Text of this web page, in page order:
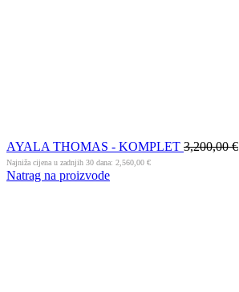
AYALA THOMAS - KOMPLET 3,200,00€
Najniža cijena u zadnjih 30 dana: 2,560,00 €
Natrag na proizvode